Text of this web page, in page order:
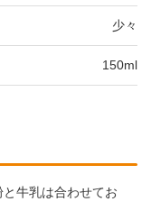
少々
150ml
牛乳は合わせてお